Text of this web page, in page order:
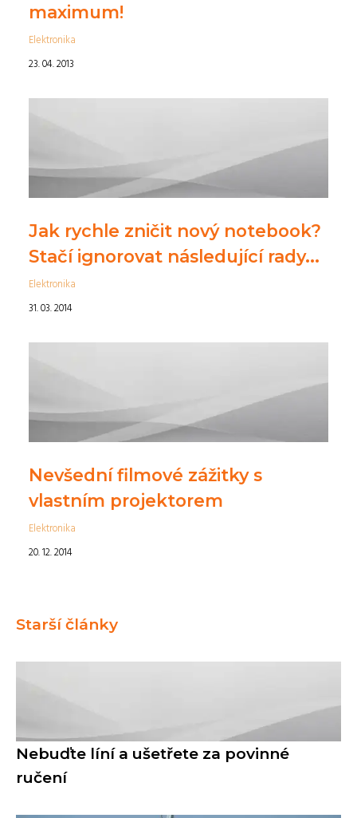
maximum!
Elektronika
23. 04. 2013
Jak rychle zničit nový notebook?
Stačí ignorovat následující rady...
Elektronika
31. 03. 2014
Nevšední filmové zážitky s
vlastním projektorem
Elektronika
20. 12. 2014
Starší články
Nebuďte líní a ušetřete za povinné
ručení